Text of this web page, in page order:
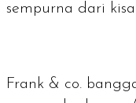
sempurna dari
Frank & co.